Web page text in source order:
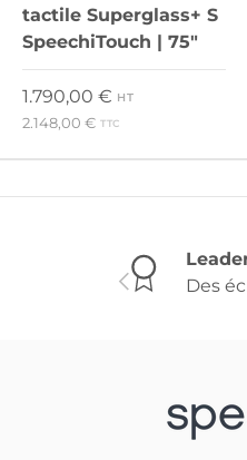
tactile Superglass+ S
SpeechiTouch | 75"
Prix habituel
1.790,00 € HT
2.148,00 € TTC
Précédent
Des